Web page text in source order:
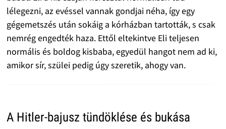
lélegezni, az evéssel vannak gondjai néha, így egy
gégemetszés után sokáig a kórházban tartották, s csak
nemrég engedték haza. Ettől eltekintve Eli teljesen
normális és boldog kisbaba, egyedül hangot nem ad ki,
amikor sír, szülei pedig úgy szeretik, ahogy van.
A Hitler-bajusz tündöklése és bukása